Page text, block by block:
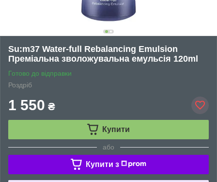
Su:m37 Water-full Rebalancing Emulsion
Преміальна зволожувальна емульсія 120ml
Готово до відправки
Роздріб
1 550 ₴
Купити
або
Купити з